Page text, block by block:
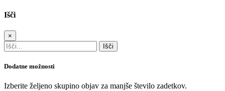
Išči
×
Dodatne možnosti
Izberite željeno skupino objav za manjše število zadetkov.